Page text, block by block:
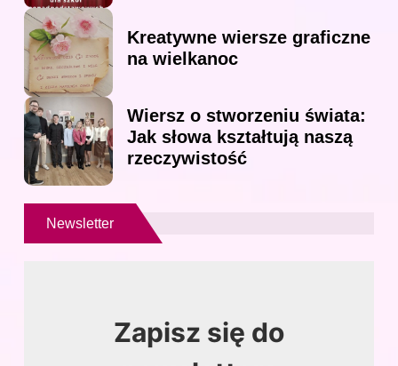
Kreatywne wiersze graficzne
na wielkanoc
Wiersz o stworzeniu świata:
Jak słowa kształtują naszą
rzeczywistość
Newsletter
Zapisz się do